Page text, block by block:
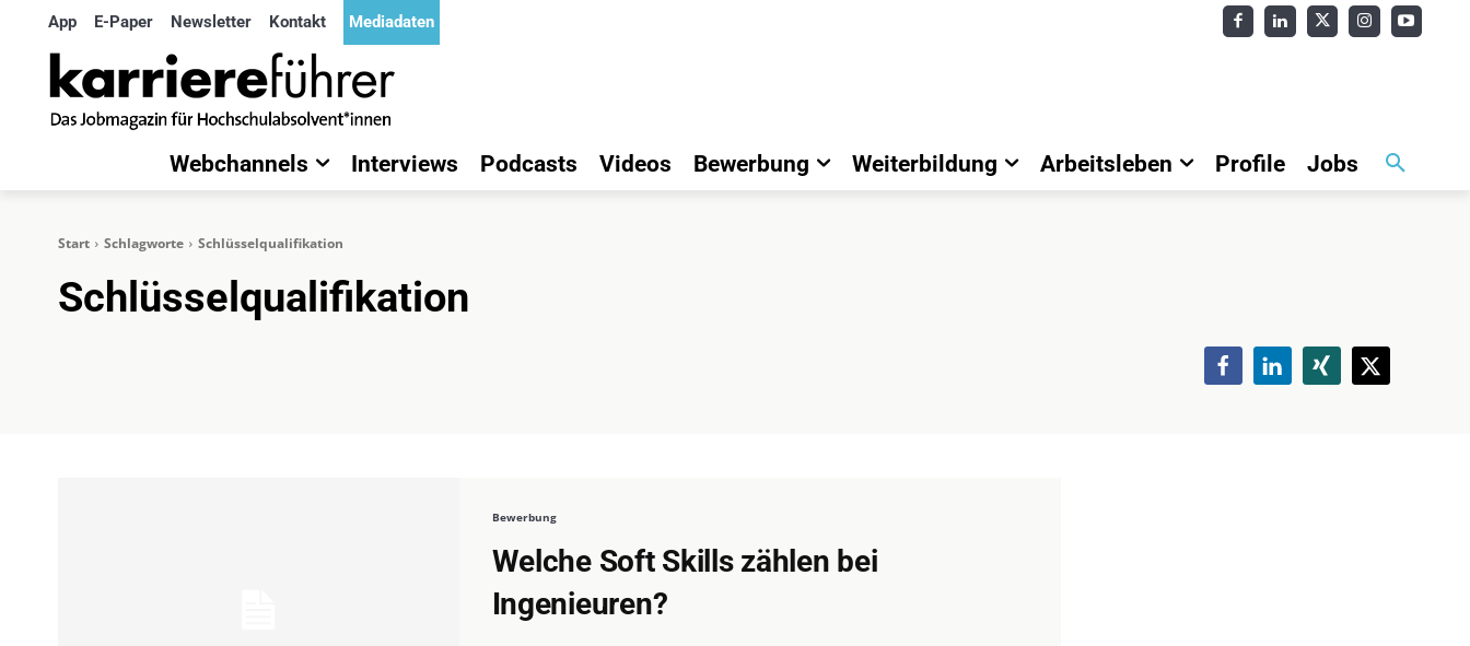
App E-Paper Newsletter Kontakt Mediadaten
Webchannels Interviews Podcasts Videos Bewerbung Weiterbildung Arbeitsleben Profile Jobs
Start Schlagworte Schlüsselqualifikation
Schlüsselqualifikation
Bewerbung
Welche Soft Skills zählen bei
Ingenieuren?